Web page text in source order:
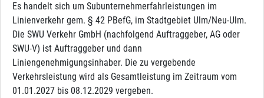
Es handelt sich um Subunternehmerfahrleistungen im
Linienverkehr gem. § 42 PBefG, im Stadtgebiet Ulm/Neu-Ulm.
Die SWU Verkehr GmbH (nachfolgend Auftraggeber, AG oder
SWU-V) ist Auftraggeber und dann
Liniengenehmigungsinhaber. Die zu vergebende
Verkehrsleistung wird als Gesamtleistung im Zeitraum vom
01.01.2027 bis 08.12.2029 vergeben.